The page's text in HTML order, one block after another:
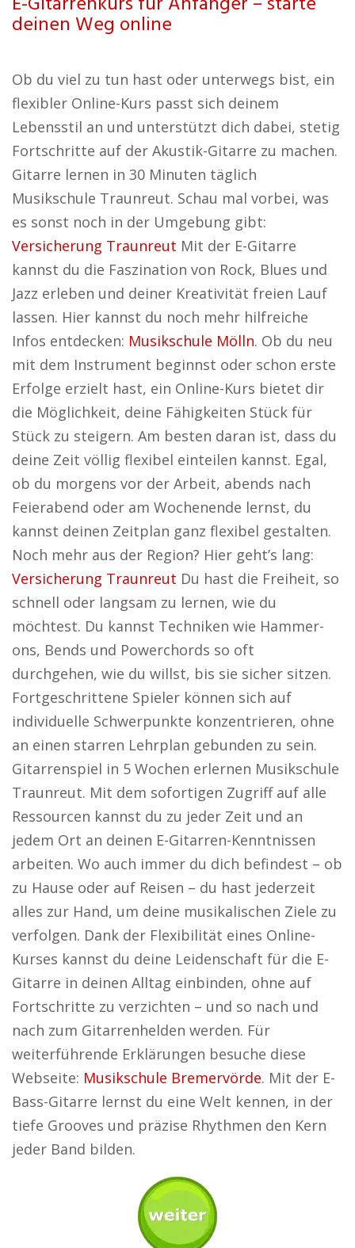
deinen Weg online
Ob du viel zu tun hast oder unterwegs bist, ein
flexibler Online-Kurs passt sich deinem
Lebensstil an und unterstützt dich dabei, stetig
Fortschritte auf der Akustik-Gitarre zu machen.
Gitarre lernen in 30 Minuten täglich
Musikschule Traunreut. Schau mal vorbei, was
es sonst noch in der Umgebung gibt:
Versicherung Traunreut Mit der E-Gitarre
kannst du die Faszination von Rock, Blues und
Jazz erleben und deiner Kreativität freien Lauf
lassen. Hier kannst du noch mehr hilfreiche
Infos entdecken: Musikschule Mölln. Ob du neu
mit dem Instrument beginnst oder schon erste
Erfolge erzielt hast, ein Online-Kurs bietet dir
die Möglichkeit, deine Fähigkeiten Stück für
Stück zu steigern. Am besten daran ist, dass du
deine Zeit völlig flexibel einteilen kannst. Egal,
ob du morgens vor der Arbeit, abends nach
Feierabend oder am Wochenende lernst, du
kannst deinen Zeitplan ganz flexibel gestalten.
Noch mehr aus der Region? Hier geht’s lang:
Versicherung Traunreut Du hast die Freiheit, so
schnell oder langsam zu lernen, wie du
möchtest. Du kannst Techniken wie Hammer-
ons, Bends und Powerchords so oft
durchgehen, wie du willst, bis sie sicher sitzen.
Fortgeschrittene Spieler können sich auf
individuelle Schwerpunkte konzentrieren, ohne
an einen starren Lehrplan gebunden zu sein.
Gitarrenspiel in 5 Wochen erlernen Musikschule
Traunreut. Mit dem sofortigen Zugriff auf alle
Ressourcen kannst du zu jeder Zeit und an
jedem Ort an deinen E-Gitarren-Kenntnissen
arbeiten. Wo auch immer du dich befindest – ob
zu Hause oder auf Reisen – du hast jederzeit
alles zur Hand, um deine musikalischen Ziele zu
verfolgen. Dank der Flexibilität eines Online-
Kurses kannst du deine Leidenschaft für die E-
Gitarre in deinen Alltag einbinden, ohne auf
Fortschritte zu verzichten – und so nach und
nach zum Gitarrenhelden werden. Für
weiterführende Erklärungen besuche diese
Webseite: Musikschule Bremervörde. Mit der E-
Bass-Gitarre lernst du eine Welt kennen, in der
tiefe Grooves und präzise Rhythmen den Kern
jeder Band bilden.